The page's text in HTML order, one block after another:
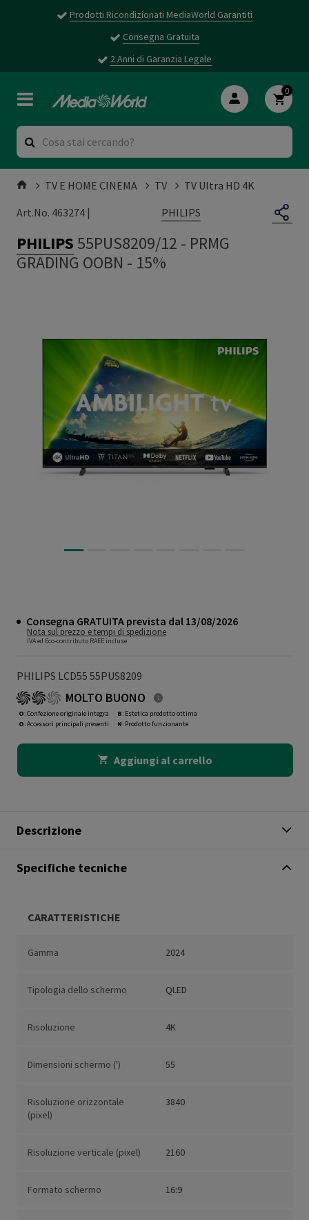
Prodotti Ricondizionati MediaWorld Garantiti
Consegna Gratuita
2 Anni di Garanzia Legale
0
TV E HOME CINEMA TV
TV Ultra HD 4K
Art.No. 463274 |
PHILIPS
PHILIPS 55PUS8209/12 - PRMG
GRADING OOBN - 15%
Consegna GRATUITA prevista dal 13/08/2026
Nota sul prezzo e tempi di spedizione
IVA ed Eco-contributo RAEE incluse
PHILIPS LCD55 55PUS8209
MOLTO BUONO
O: Confezione originale integra
O: Accessori principali presenti
B: Estetica prodotto ottima
N: Prodotto funzionante
Aggiungi al carrello
Descrizione
Specifiche tecniche
CARATTERISTICHE
Gamma 2024
Tipologia dello schermo QLED
Risoluzione 4K
Dimensioni schermo (') 55
Risoluzione orizzontale
(pixel)
3840
Risoluzione verticale (pixel) 2160
Formato schermo 16:9